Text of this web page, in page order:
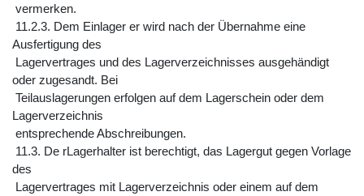
vermerken.
11.2.3. Dem Einlager er wird nach der Übernahme eine
Ausfertigung des
Lagervertrages und des Lagerverzeichnisses ausgehändigt
oder zugesandt. Bei
Teilauslagerungen erfolgen auf dem Lagerschein oder dem
Lagerverzeichnis
entsprechende Abschreibungen.
11.3. De rLagerhalter ist berechtigt, das Lagergut gegen Vorlage
des
Lagervertrages mit Lagerverzeichnis oder einem auf dem